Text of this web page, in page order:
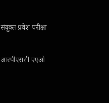
संयुक्त प्रवेश परीक्षा
आरपीएससी एएओ